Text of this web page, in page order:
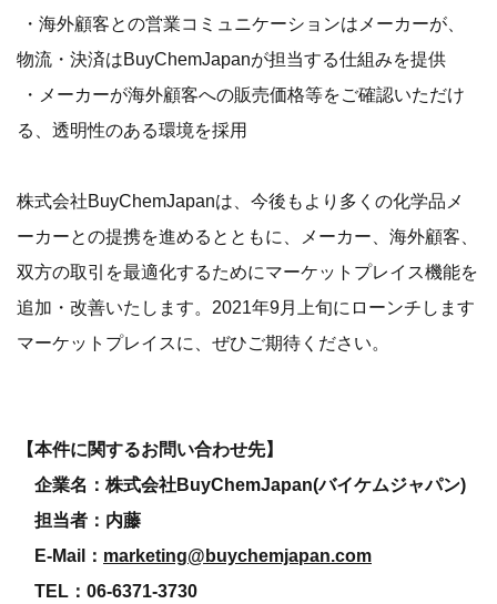
・海外顧客との営業コミュニケーションはメーカーが、
物流・決済はBuyChemJapanが担当する仕組みを提供
・メーカーが海外顧客への販売価格等をご確認いただけ
る、透明性のある環境を採用
株式会社BuyChemJapanは、今後もより多くの化学品メ
ーカーとの提携を進めるとともに、メーカー、海外顧客、
双方の取引を最適化するためにマーケットプレイス機能を
追加・改善いたします。2021年9月上旬にローンチします
マーケットプレイスに、ぜひご期待ください。
【本件に関するお問い合わせ先】
企業名：株式会社BuyChemJapan(バイケムジャパン)
担当者：内藤
E-Mail： marketing@buychemjapan.com
TEL：06-6371-3730